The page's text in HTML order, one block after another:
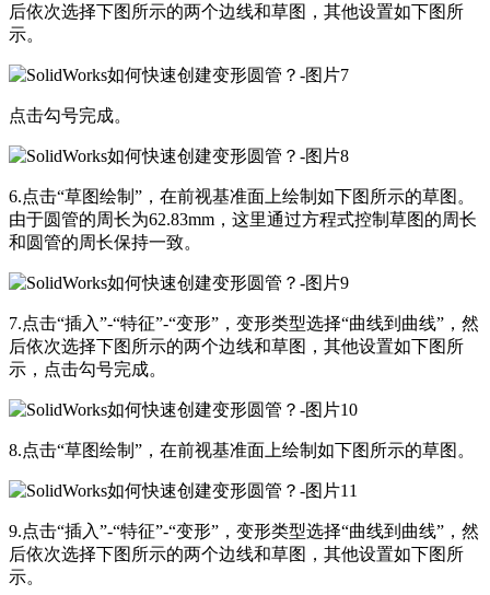
后依次选择下图所示的两个边线和草图，其他设置如下图所
示。
点击勾号完成。
6.点击“草图绘制”，在前视基准面上绘制如下图所示的草图。
由于圆管的周长为62.83mm，这里通过方程式控制草图的周长
和圆管的周长保持一致。
7.点击“插入”-“特征”-“变形”，变形类型选择“曲线到曲线”，然
后依次选择下图所示的两个边线和草图，其他设置如下图所
示，点击勾号完成。
8.点击“草图绘制”，在前视基准面上绘制如下图所示的草图。
9.点击“插入”-“特征”-“变形”，变形类型选择“曲线到曲线”，然
后依次选择下图所示的两个边线和草图，其他设置如下图所
示。